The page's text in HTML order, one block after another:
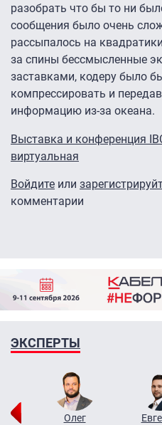
разобрать что бы то ни
сообщения было очень
рассыпалось на
за спины бессмысленные
заставками, кодеру было
компрессировать и
информацию из-за океана.
Выставка и конференция
виртуальная
Войдите или
комментарии
ЭКСПЕРТЫ
Олег